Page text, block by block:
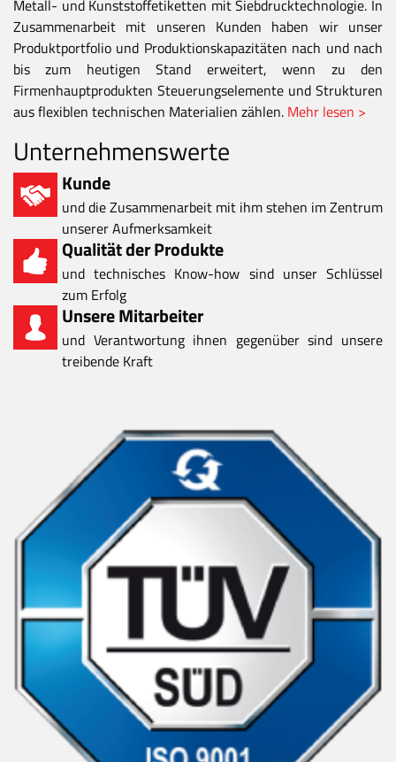
Metall- und Kunststoffetiketten mit Siebdrucktechnologie. In
Zusammenarbeit mit unseren Kunden haben wir unser
Produktportfolio und Produktionskapazitäten nach und nach
bis zum heutigen Stand erweitert, wenn zu den
Firmenhauptprodukten Steuerungselemente und Strukturen
aus flexiblen technischen Materialien zählen. Mehr lesen >
Unternehmenswerte
Kunde
und die Zusammenarbeit mit ihm stehen im Zentrum
unserer Aufmerksamkeit
Qualität der Produkte
und technisches Know-how sind unser Schlüssel
zum Erfolg
Unsere Mitarbeiter
und Verantwortung ihnen gegenüber sind unsere
treibende Kraft